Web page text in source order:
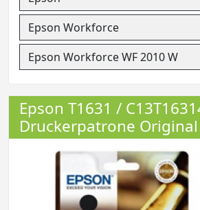
Epson T1631 /
Druckerpatrone Original